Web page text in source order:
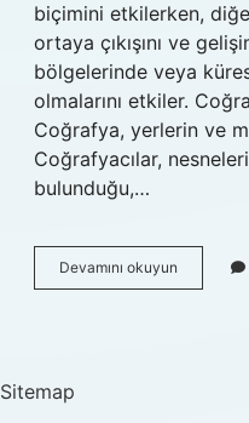
biçimini etkilerken,
ortaya çıkışını ve
bölgelerinde veya
olmalarını etkiler.
Coğrafya, yerlerin ve
Coğrafyacılar,
bulunduğu,…
Devamını okuyun Coğrafya
Toplum
Sitemap